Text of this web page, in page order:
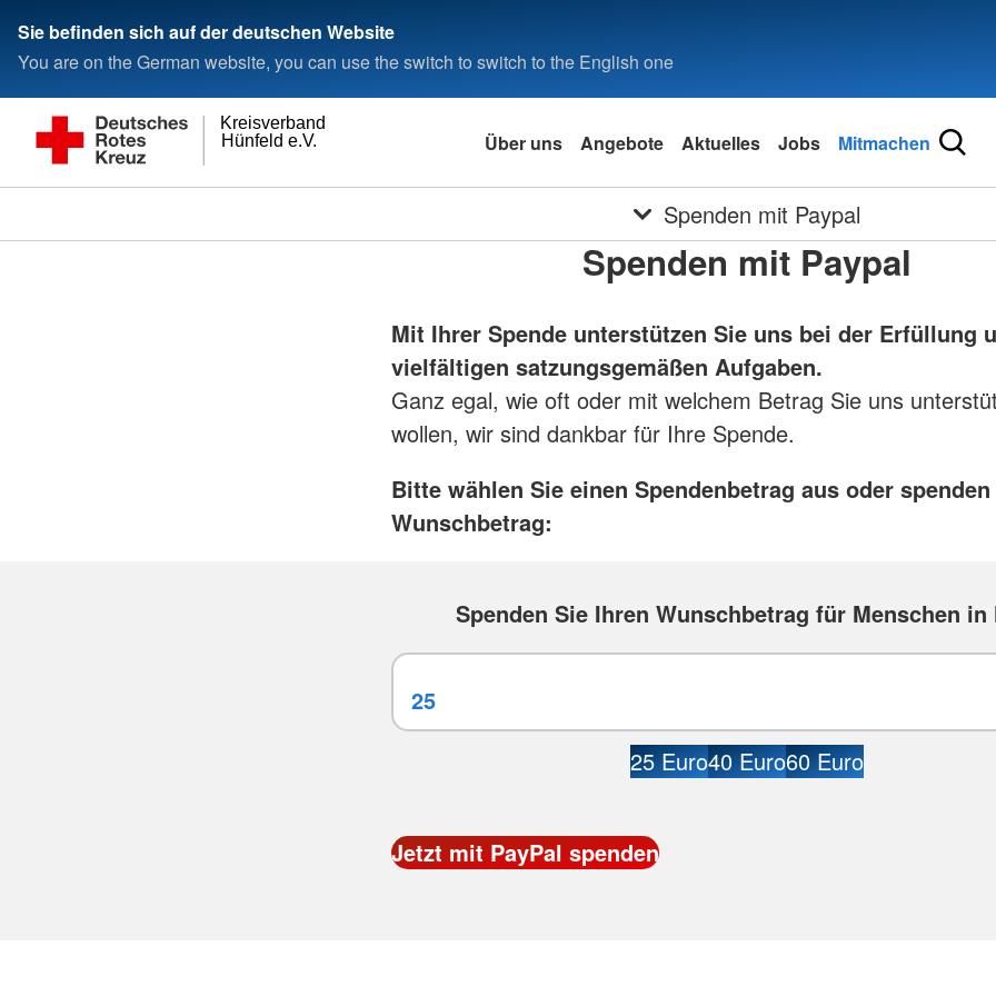
Sie befinden sich auf der deutschen Website
You are on the German website, you can use the switch to switch to the English one
Hünfeld e.V.
Kreisverband
Über uns Angebote Aktuelles Jobs Mitmachen
Spenden mit Paypal
Spenden mit Paypal
Mit Ihrer Spende unterstützen Sie uns bei der Erfüllung
vielfältigen satzungsgemäßen Aufgaben.
Ganz egal, wie oft oder mit welchem Betrag Sie uns
wollen, wir sind dankbar für Ihre Spende.
Bitte wählen Sie einen Spendenbetrag aus oder
Wunschbetrag:
Spenden Sie Ihren Wunschbetrag für Menschen in
25 Euro40 Euro60 Euro